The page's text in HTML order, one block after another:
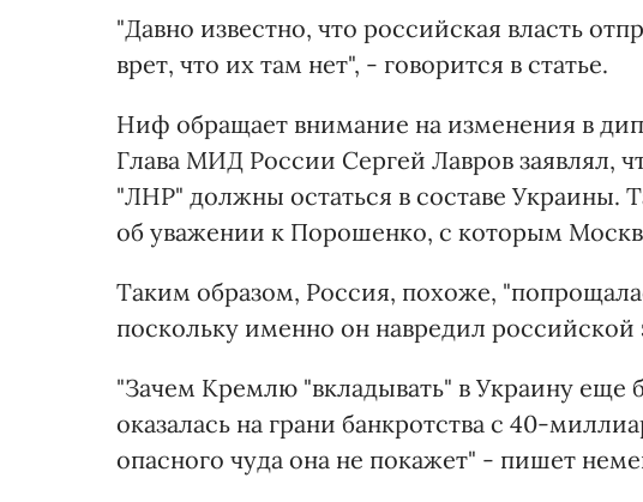
"Давно известно, что российская власть
врет, что их там нет", - говорится в статье.
Ниф обращает внимание на изменения в
Глава МИД России Сергей Лавров заявлял,
"ЛНР" должны остаться в составе Украины.
об уважении к Порошенко, с которым
Таким образом, Россия, похоже,
поскольку именно он навредил
"Зачем Кремлю "вкладывать" в Украину еще
оказалась на грани банкротства с 40-
опасного чуда она не покажет" - пишет